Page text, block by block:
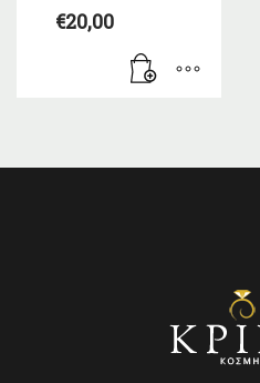
€20,00